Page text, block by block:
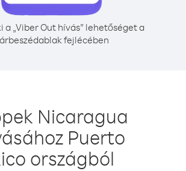
a „Viber Out hívás” lehetőséget a
fejlécében
Nicaragua
Puerto
országból